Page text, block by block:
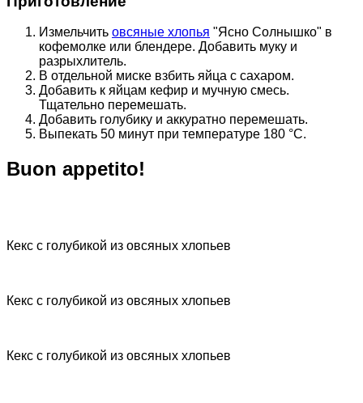
Измельчить овсяные хлопья "Ясно Солнышко" в
кофемолке или блендере. Добавить муку и
разрыхлитель.
В отдельной миске взбить яйца с сахаром.
Добавить к яйцам кефир и мучную смесь.
Тщательно перемешать.
Добавить голубику и аккуратно перемешать.
Выпекать 50 минут при температуре 180 °C.
Buon appetito!
Кекс с голубикой из овсяных хлопьев
Кекс с голубикой из овсяных хлопьев
Кекс с голубикой из овсяных хлопьев